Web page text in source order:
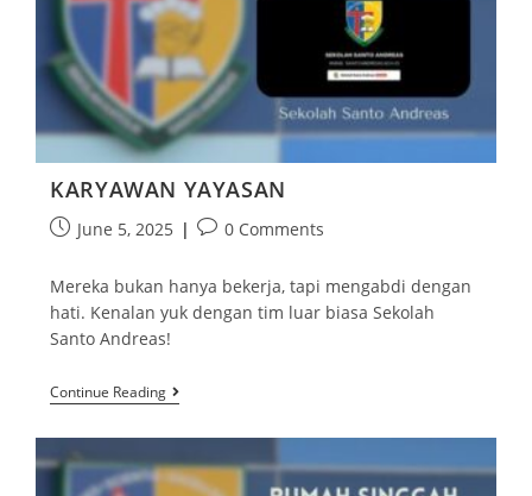
KARYAWAN YAYASAN
June 5, 2025 0 Comments
Mereka bukan hanya bekerja, tapi mengabdi dengan
hati. Kenalan yuk dengan tim luar biasa Sekolah
Santo Andreas!
Continue Reading